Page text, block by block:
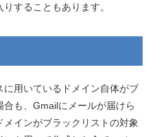
することもあります。
に用いているドメイン自体がブ
も、Gmailにメールが届けら
インがブラックリストの対象